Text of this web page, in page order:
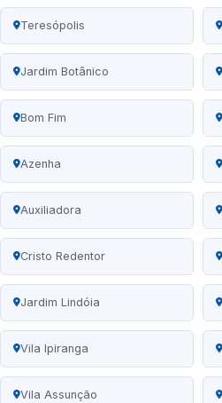
Teresópolis
Jardim Botânico
Bom Fim
Azenha
Auxiliadora
Cristo Redentor
Jardim Lindóia
Vila Ipiranga
Vila Assunção